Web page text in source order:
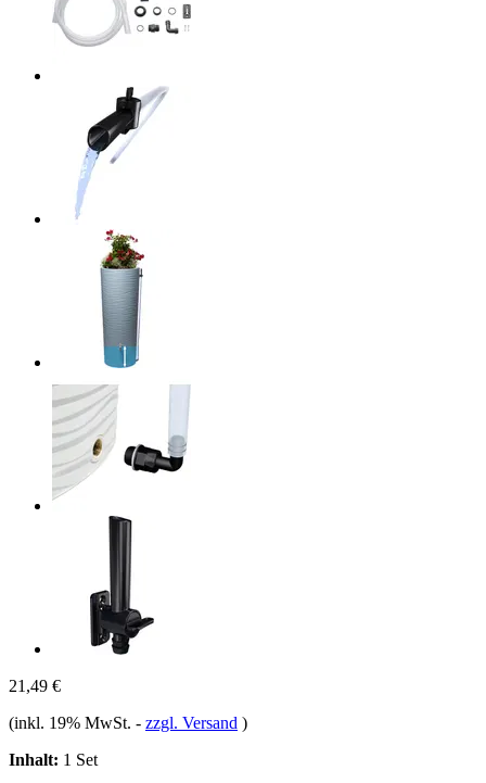
21,49 €
(inkl. 19% MwSt. - zzgl. Versand )
Inhalt: 1 Set